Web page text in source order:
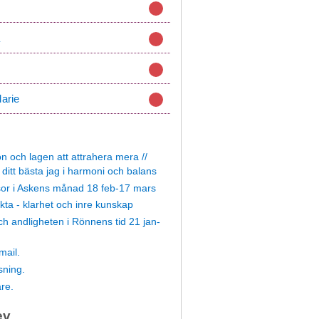
och lagen att attrahera mera //
bästa jag i harmoni och balans
i Askens månad 18 feb-17 mars
- klarhet och inre kunskap
andligheten i Rönnens tid 21 jan-